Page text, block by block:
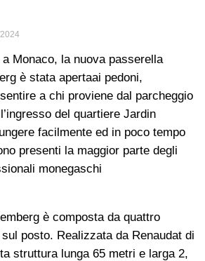
Monaco, la nuova passerella
è stata apertaai pedoni,
a chi proviene dal parcheggio
del quartiere Jardin
facilmente ed in poco tempo
presenti la maggior parte degli
monegaschi
è composta da quattro
posto. Realizzata da Renaudat di
struttura lunga 65 metri e larga 2,